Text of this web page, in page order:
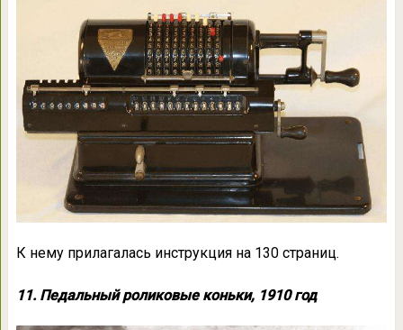
К нему прилагалась инструкция на 130 страниц.
11. Педальный роликовые коньки, 1910 год